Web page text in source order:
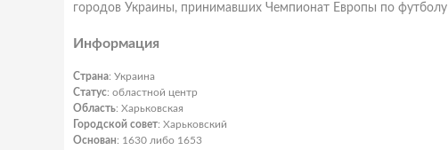
городов Украины, принимавших Чемпионат Европы по
Информация
Страна: Украина
Статус: областной центр
Область: Харьковская
Городской совет: Харьковский
Основан: 1630 либо 1653